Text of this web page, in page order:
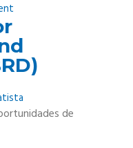
de
Recrutamento
para
Retalho
–
de